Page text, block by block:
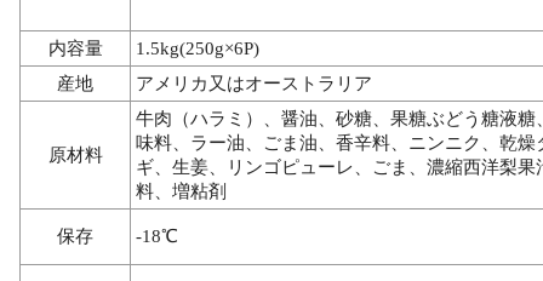
内容量
1.5kg(250g×6P)
産地
アメリカ又はオーストラリア
原材料
牛肉（ハラミ）、醤油、砂糖、果糖ぶどう糖液糖
味料、ラー油、ごま油、香辛料、ニンニク、乾燥
ギ、生姜、リンゴピューレ、ごま、濃縮西洋梨果
料、増粘剤
保存 -18℃